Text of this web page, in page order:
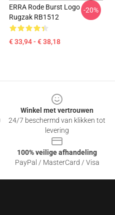
ERRA Rode Burst Logo
Rugzak RB1512
€ 33,94 - € 38,18
-20%
Winkel met vertrouwen
24/7 beschermd van klikken tot
levering
100% veilige afhandeling
PayPal / MasterCard / Visa